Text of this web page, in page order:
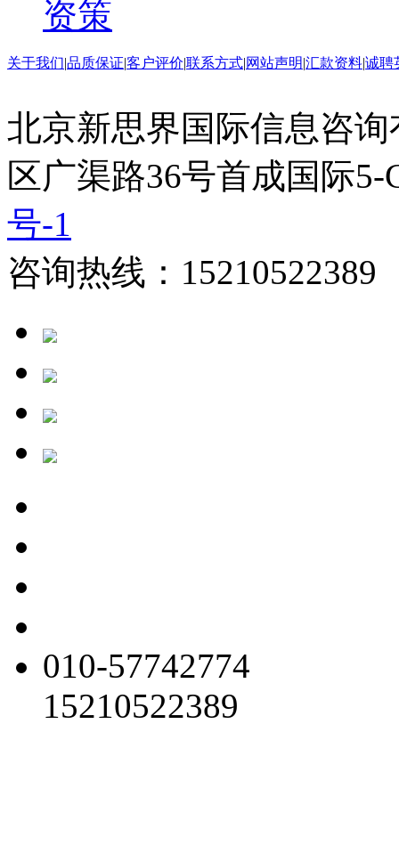
资策
关于我们|品质保证|客户评价|联系方式|网站声明|汇款资料|诚聘
北京新思界国际信息咨
区广渠路36号首成国际
号-1
咨询热线：
010-57742774
15210522389